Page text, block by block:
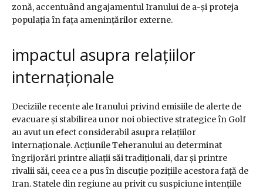
zonă, accentuând angajamentul Iranului de a-și proteja
populația în fața amenințărilor externe.
impactul asupra relațiilor
internaționale
Deciziile recente ale Iranului privind emisiile de alerte de
evacuare și stabilirea unor noi obiective strategice în Golf
au avut un efect considerabil asupra relațiilor
internaționale. Acțiunile Teheranului au determinat
îngrijorări printre aliații săi tradiționali, dar și printre
rivalii săi, ceea ce a pus în discuție pozițiile acestora față de
Iran. Statele din regiune au privit cu suspiciune intențiile